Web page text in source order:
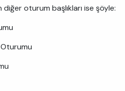
oturum başlıkları ise şöyle: